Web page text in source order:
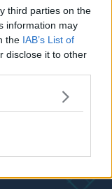
third parties on the
information may
the IAB’s List of
disclose it to other